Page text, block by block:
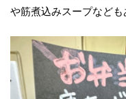
や筋煮込みスープなども